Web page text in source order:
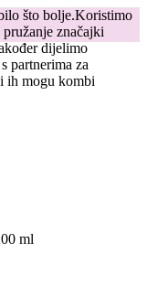
što bolje.Koristimo
značajki
dijelimo
partnerima za
ih mogu kombi
ml